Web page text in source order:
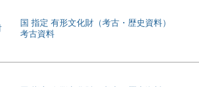
国 指定 有形文化財（考古・歴史資料）
考古資料